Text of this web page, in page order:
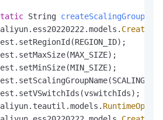
String createScalingGroup